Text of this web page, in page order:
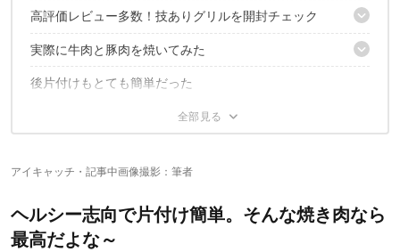
いいグリル、あるんです！
高評価レビュー多数！技ありグリルを開封チェック
油が切れる独特な構造がポイント！
実際に牛肉と豚肉を焼いてみた
おっ、ポタポタと垂れてきた！
今度は満を持してのサムギョプサル
後片付けもとても簡単だった
「ヘルシー焼肉グリル」のここが気になった
カセットコンロの場合は、輻射熱に注意
アイキャッチ・記事中画像撮影：筆者
ヘルシー志向で片付け簡単。そんな焼き肉なら
最高だよな～